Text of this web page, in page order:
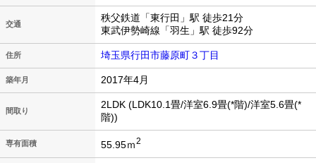
交通
秩父鉄道「東行田」駅 徒歩21分
東武伊勢崎線「羽生」駅 徒歩92分
住所 埼玉県行田市藤原町３丁目
築年月 2017年4月
間取り
2LDK (LDK10.1畳/洋室6.9畳(*階)/洋室5.6畳(*
階))
専有面積 55.95ｍ2